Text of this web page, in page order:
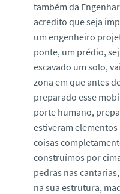
também da
acredito que seja
um engenheiro
ponte, um prédio,
escavado um solo,
zona em que antes
preparado esse
porte humano,
estiveram
coisas
construímos por
pedras nas
na sua estrutura,